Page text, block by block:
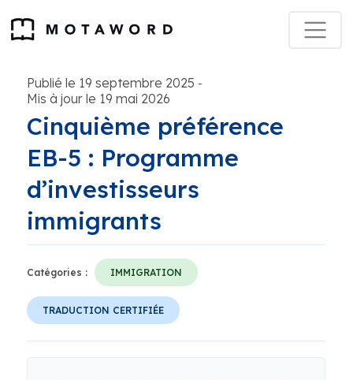
Publié le 19 septembre 2025 -
Mis à jour le 19 mai 2026
Cinquième préférence
EB-5 : Programme
d’investisseurs
immigrants
Catégories : IMMIGRATION
TRADUCTION CERTIFIÉE